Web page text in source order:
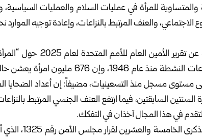
والمتساوية للمرأة في عمليات السلام والعمليات
الاجتماعي، والعنف المرتبط بالنزاعات، وإعادة توجيه الموارد
ونقل مركز أنباء الأمم المتحدة
مستوى مسجل منذ التسعينيات، مضيفاً: إن أعداد الضحايا
في هذا المجال آخذان في التفكك.
ويأتي هذا التقرير